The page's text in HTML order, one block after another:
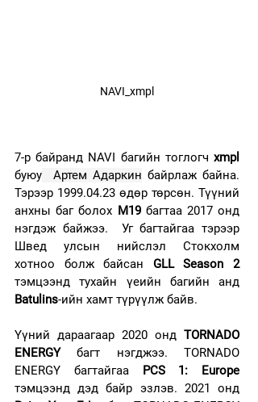
NAVI_xmpl
7-р байранд NAVI багийн тоглогч
буюу
  Артем Адаркин
байрлаж байна.
Тэрээр 1999.04.23 өдөр төрсөн. Түүний
анхны баг болох M19 багтаа 2017 онд
нэгдэж байжээ.  Уг багтайгаа тэрээр
Швед улсын нийслэл Стокхолм
хотноо болж байсан GLL Season 2
Batulins-ийн хамт түрүүлж байв.
Үүний дараагаар 2020 онд TORNADO
ENERGY багт нэгджээ. TORNADO
ENERGY багтайгаа PCS 1: Europe